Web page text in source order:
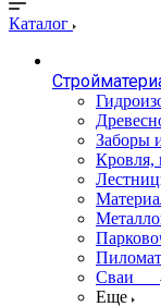
Каталог
Заборы
Кровля,
Сваи
Еще